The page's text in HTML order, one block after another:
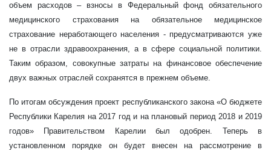
объем расходов – взносы в Федеральный фонд обязательного
медицинского страхования на обязательное медицинское
страхование неработающего населения - предусматриваются уже
не в отрасли здравоохранения, а в сфере социальной политики.
Таким образом, совокупные затраты на финансовое обеспечение
двух важных отраслей сохранятся в прежнем объеме.
По итогам обсуждения проект республиканского закона «О бюджете
Республики Карелия на 2017 год и на плановый период 2018 и 2019
годов» Правительством Карелии был одобрен. Теперь в
установленном порядке он будет внесен на рассмотрение в